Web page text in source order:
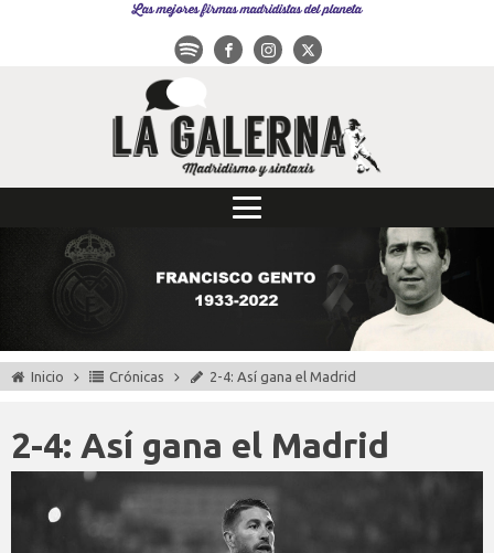
Las mejores firmas madridistas del planeta
Inicio Crónicas 2-4: Así gana el Madrid
2-4: Así gana el Madrid